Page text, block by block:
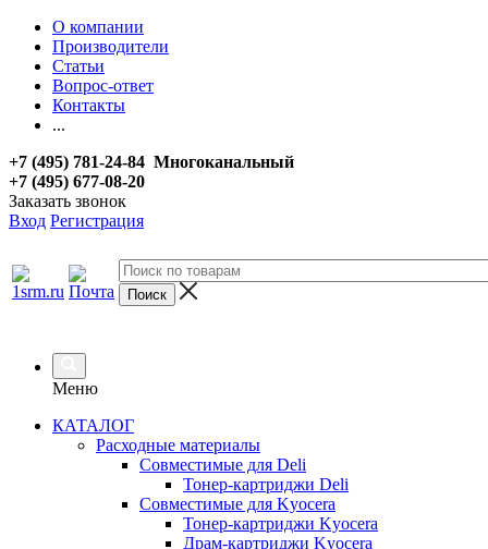
О компании
Производители
Статьи
Вопрос-ответ
Контакты
...
+7 (495) 781-24-84 Многоканальный
+7 (495) 677-08-20
Заказать звонок
Вход Регистрация
Меню
КАТАЛОГ
Расходные материалы
Совместимые для Deli
Тонер-картриджи Deli
Совместимые для Kyocera
Тонер-картриджи Kyocera
Драм-картриджи Kyocera